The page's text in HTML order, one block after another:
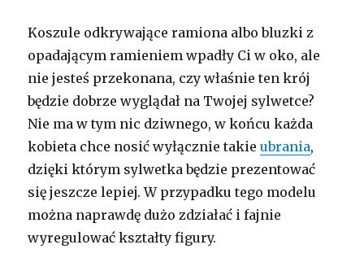
Koszule odkrywające ramiona albo bluzki z
opadającym ramieniem wpadły Ci w oko, ale
nie jesteś przekonana, czy właśnie ten krój
będzie dobrze wyglądał na Twojej sylwetce?
Nie ma w tym nic dziwnego, w końcu każda
kobieta chce nosić wyłącznie takieubrania,
dzięki którym sylwetka będzie prezentować
się jeszcze lepiej. W przypadku tego modelu
można naprawdę dużo zdziałać i fajnie
wyregulować kształty figury.